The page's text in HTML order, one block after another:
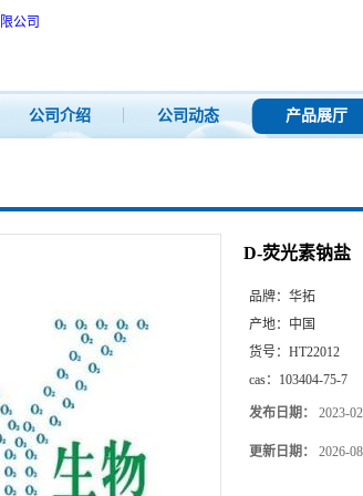
公司介绍 公司动态 产品展厅
D-荧光素钠盐
品牌： 华拓
产地： 中国
货号： HT22012
cas： 103404-75-7
发布日期： 2023-
更新日期： 2026-